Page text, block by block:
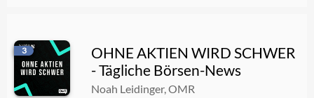
07.08.2026 00:42:55
3
OHNE AKTIEN WIRD SCHWER
- Tägliche Börsen-News
Noah Leidinger, OMR